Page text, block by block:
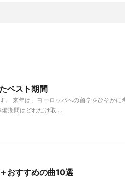
ベスト期間
。 来年は、ヨーロッパへの留学をひそかに
期間はどれだけ取 ...
おすすめの曲10選